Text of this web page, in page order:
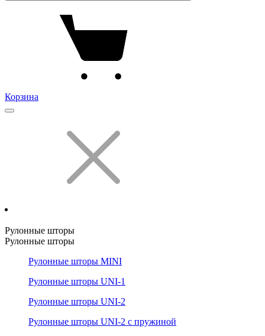
Корзина
Рулонные шторы
Рулонные шторы
Рулонные шторы MINI
Рулонные шторы UNI-1
Рулонные шторы UNI-2
Рулонные шторы UNI-2 с пружиной